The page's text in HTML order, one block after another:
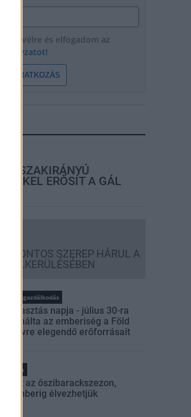
hírlevélre és elfogadom az
FELIRATKOZÁS
IS SZAKIRÁNYÚ
ERŐSÍT A GÁL
IS FONTOS SZEREP HÁRUL A
ELKERÜLÉSÉBEN
vízgazdálkodás
napja - július 30-ra
az emberiség a Föld
évre elegendő erőforrásait
hírek
az őszibarackszezon,
élvezhetjük